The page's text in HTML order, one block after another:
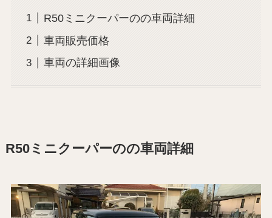
R50ミニクーパーのの車両詳細
車両販売価格
車両の詳細画像
R50ミニクーパーのの車両詳細